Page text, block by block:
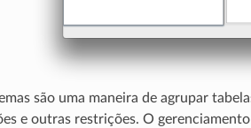
são uma maneira de agrupar
e outras restrições. O